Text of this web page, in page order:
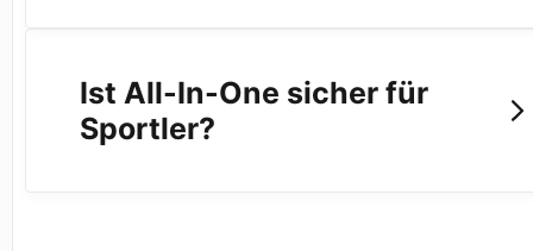
Ist All-In-One sicher für
Sportler?